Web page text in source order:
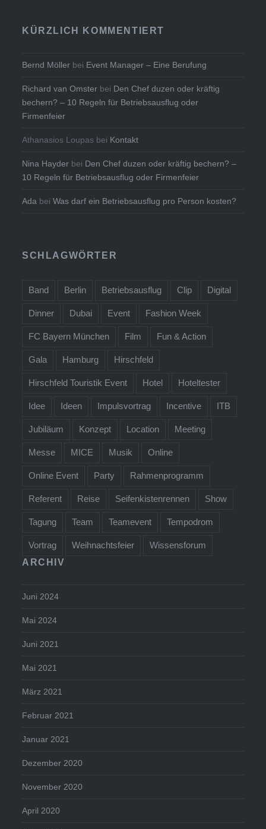
KÜRZLICH KOMMENTIERT
Bernd Möller bei Event Manager – Eine Berufung
Richard van Omster bei Den Chef duzen oder kräftig
bechern? – 10 Regeln für Betriebsausflug oder
Firmenfeier
Athanasios Loupas bei Kontakt
Nina Hayder bei Den Chef duzen oder kräftig bechern? –
10 Regeln für Betriebsausflug oder Firmenfeier
Ada beiWas darf ein Betriebsausflug pro Person kosten?
SCHLAGWÖRTER
Band Berlin Betriebsausflug Clip Digital
Dinner Dubai Event Fashion Week
FC Bayern München Film Fun & Action
Gala Hamburg Hirschfeld
Hirschfeld Touristik Event Hotel Hoteltester
Idee Ideen Impulsvortrag Incentive ITB
Jubiläum Konzept Location Meeting
Messe MICE Musik Online
Online Event Party Rahmenprogramm
Referent Reise Seifenkistenrennen Show
Tagung Team Teamevent Tempodrom
Vortrag Weihnachtsfeier
Wissensforum
ARCHIV
Juni 2024
Mai 2024
Juni 2021
Mai 2021
März 2021
Februar 2021
Januar 2021
Dezember 2020
November 2020
April 2020